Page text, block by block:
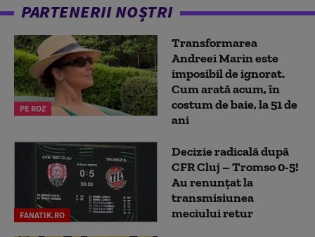
PARTENERII NOȘTRI
PE ROZ
Transformarea
Andreei Marin este
imposibil de ignorat.
Cum arată acum, în
costum de baie, la 51 de
ani
FANATIK.RO
Decizie radicală după
CFR Cluj – Tromso 0-5!
Au renunțat la
transmisiunea
meciului retur